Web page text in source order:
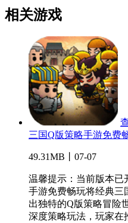
相关游戏
三国Q版策略手游免费
49.31MB丨07-07
温馨提示：当前版本已
手游免费畅玩将经典三
出独特的Q版策略冒险
深度策略玩法，玩家在